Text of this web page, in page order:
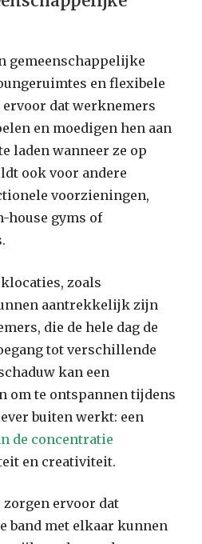
gemeenschappelijke
en flexibele
dat werknemers
en moedigen hen aan
laden wanneer ze op
ook voor andere
voorzieningen,
house gyms of
zoals
aantrekkelijk zijn
die de hele dag de
tot verschillende
kan een
om te ontspannen tijdens
buiten werkt: een
de concentratie
en creativiteit.
ervoor dat
band met elkaar kunnen